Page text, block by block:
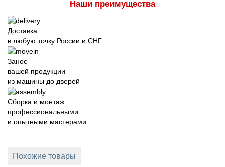
Наши преимущества
Доставка
в любую точку России и СНГ
Занос
вашей продукции
из машины до дверей
Сборка и монтаж
профессиональными
и опытными мастерами
Похожие товары